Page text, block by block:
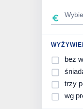
bez
trzy
wg